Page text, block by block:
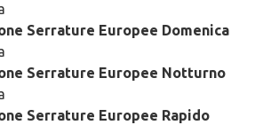
Serrature Europee Domenica
Serrature Europee Notturno
Serrature Europee Rapido